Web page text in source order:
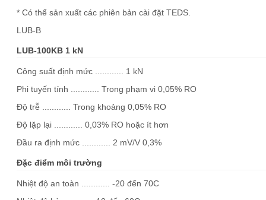
* Có thể sản xuất các phiên bản cài đặt TEDS.
LUB-B
LUB-100KB 1 kN
Công suất định mức ............ 1 kN
Phi tuyến tính ............ Trong phạm vi 0,05% RO
Độ trễ ............ Trong khoảng 0,05% RO
Độ lặp lại ............ 0,03% RO hoặc ít hơn
Đầu ra định mức ............ 2 mV/V 0,3%
Đặc điểm môi trường
Nhiệt độ an toàn ............ -20 đến 70C